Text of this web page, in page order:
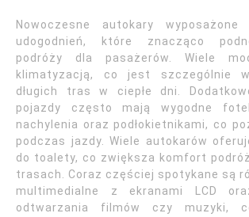
Nowoczesne autokary
udogodnień, które znacząco
podróży dla pasażerów. Wiele
klimatyzacją, co jest szczególnie
długich tras w ciepłe dni.
pojazdy często mają wygodne
nachylenia oraz podłokietnikami, co
podczas jazdy. Wiele autokarów
do toalety, co zwiększa komfort
trasach. Coraz częściej spotykane są
multimedialne z ekranami LCD
odtwarzania filmów czy muzyki,